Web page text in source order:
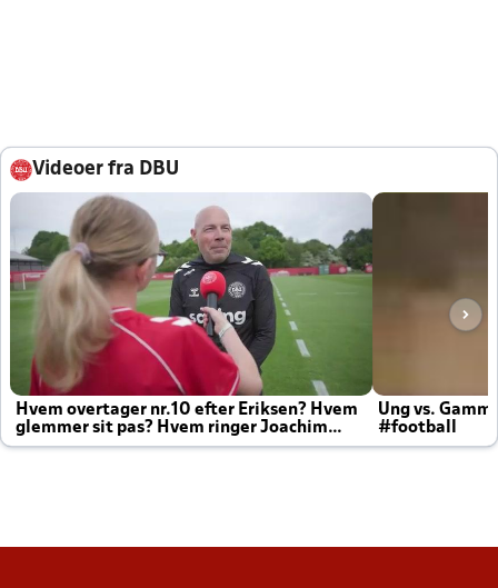
Videoer fra DBU
Hvem overtager nr.10 efter Eriksen? Hvem
glemmer sit pas? Hvem ringer Joachim
altid til efter kampe?
Ung vs.
#football